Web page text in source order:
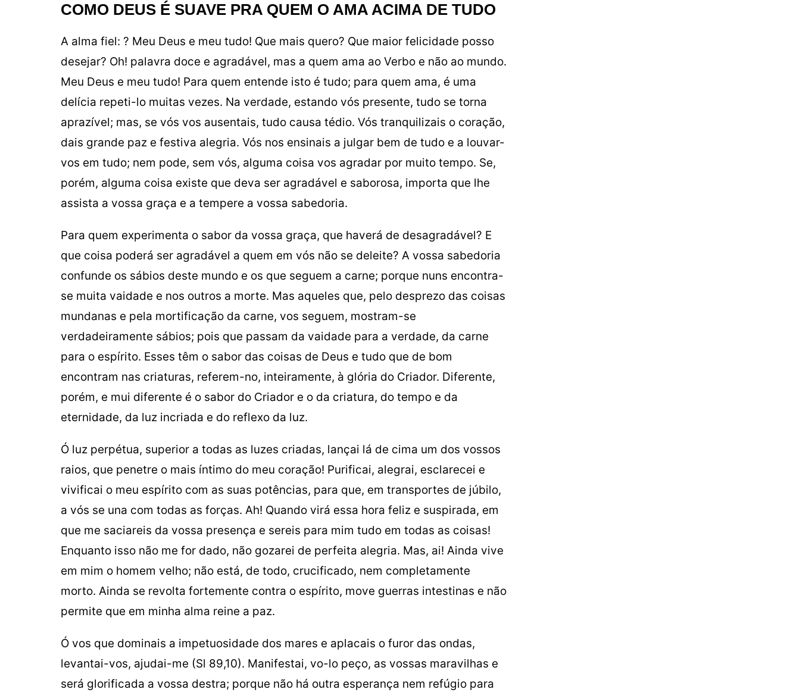
COMO DEUS É SUAVE PRA QUEM O AMA ACIMA DE TUDO
A alma fiel: ? Meu Deus e meu tudo! Que mais quero? Que maior felicidade posso
desejar? Oh! palavra doce e agradável, mas a quem ama ao Verbo e não ao mundo.
Meu Deus e meu tudo! Para quem entende isto é tudo; para quem ama, é uma
delícia repeti-lo muitas vezes. Na verdade, estando vós presente, tudo se torna
aprazível; mas, se vós vos ausentais, tudo causa tédio. Vós tranquilizais o coração,
dais grande paz e festiva alegria. Vós nos ensinais a julgar bem de tudo e a louvar-
vos em tudo; nem pode, sem vós, alguma coisa vos agradar por muito tempo. Se,
porém, alguma coisa existe que deva ser agradável e saborosa, importa que lhe
assista a vossa graça e a tempere a vossa sabedoria.
Para quem experimenta o sabor da vossa graça, que haverá de desagradável? E
que coisa poderá ser agradável a quem em vós não se deleite? A vossa sabedoria
confunde os sábios deste mundo e os que seguem a carne; porque nuns encontra-
se muita vaidade e nos outros a morte. Mas aqueles que, pelo desprezo das coisas
mundanas e pela mortificação da carne, vos seguem, mostram-se
verdadeiramente sábios; pois que passam da vaidade para a verdade, da carne
para o espírito. Esses têm o sabor das coisas de Deus e tudo que de bom
encontram nas criaturas, referem-no, inteiramente, à glória do Criador. Diferente,
porém, e mui diferente é o sabor do Criador e o da criatura, do tempo e da
eternidade, da luz incriada e do reflexo da luz.
Ó luz perpétua, superior a todas as luzes criadas, lançai lá de cima um dos vossos
raios, que penetre o mais íntimo do meu coração! Purificai, alegrai, esclarecei e
vivificai o meu espírito com as suas potências, para que, em transportes de júbilo,
a vós se una com todas as forças. Ah! Quando virá essa hora feliz e suspirada, em
que me saciareis da vossa presença e sereis para mim tudo em todas as coisas!
Enquanto isso não me for dado, não gozarei de perfeita alegria. Mas, ai! Ainda vive
em mim o homem velho; não está, de todo, crucificado, nem completamente
morto. Ainda se revolta fortemente contra o espírito, move guerras intestinas e não
permite que em minha alma reine a paz.
Ó vos que dominais a impetuosidade dos mares e aplacais o furor das ondas,
levantai-vos, ajudai-me (Sl 89,10). Manifestai, vo-lo peço, as vossas maravilhas e
será glorificada a vossa destra; porque não há outra esperança nem refúgio para